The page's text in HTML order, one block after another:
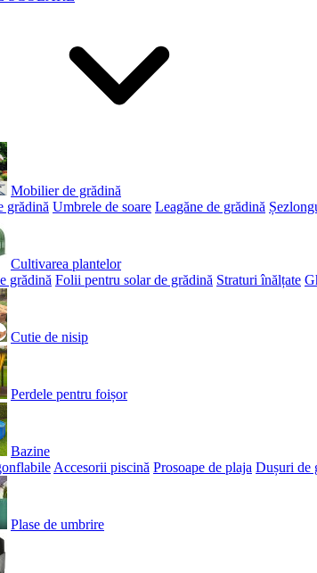
Mobilier de grădină
grădină Umbrele de soare Leagăne de grădină
Cultivarea plantelor
grădină Folii pentru solar de grădină Straturi înălțate
Cutie de nisip
Perdele pentru foișor
Bazine
Accesorii piscină Prosoape de plaja Dușuri de
Plase de umbrire